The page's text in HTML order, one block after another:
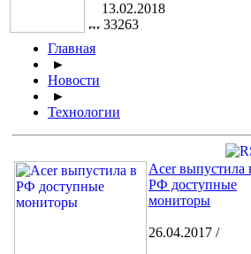
13.02.2018
33263
Главная
►
Новости
►
Технологии
Acer выпустила
РФ доступные
мониторы
26.04.2017 /